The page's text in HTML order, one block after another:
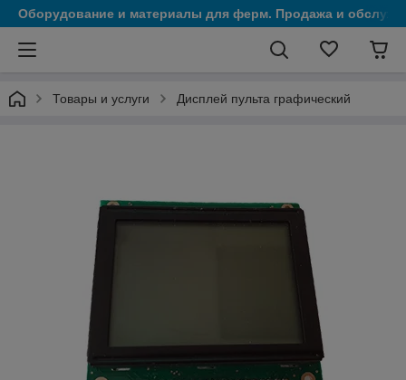
Оборудование и материалы для ферм. Продажа и
Товары и услуги Дисплей пульта графический